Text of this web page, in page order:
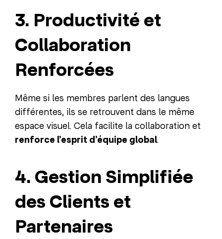
3. Productivité et
Collaboration
Renforcées
Même si les membres parlent des langues
différentes, ils se retrouvent dans le même
espace visuel. Cela facilite la collaboration et
renforce l’esprit d’équipe global.
4. Gestion Simplifiée
des Clients et
Partenaires